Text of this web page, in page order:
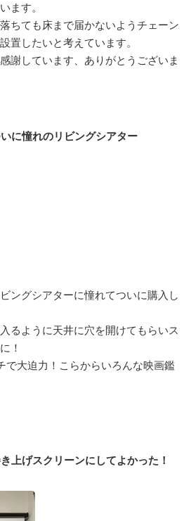
ます。
ちても床まで届かないようチェーン
置したいと考えています。
謝しています、ありがとうございま
に憧れのリビングシアター
ングシアターに憧れてついに購入し
るように天井に穴を開けてもらいス
！
で大迫力！こらからいろんな映画鑑
上げスクリーンにしてよかった！